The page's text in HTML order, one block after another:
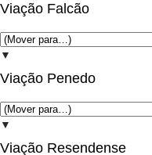
Viação Falcão
▼
Viação Penedo
▼
Viação Resendense